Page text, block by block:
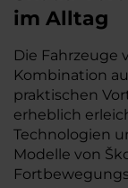
im Alltag
Die Fahrzeuge
Kombination
praktischen
erheblich
Technologien
Modelle von